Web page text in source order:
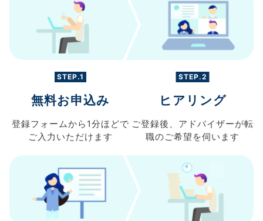
STEP.1
無料お申込み
登録フォームから 1分ほどで
ご入力 いただけます
STEP.2
ヒアリング
ご登録後、 アドバイザーが転
職のご希望を伺います